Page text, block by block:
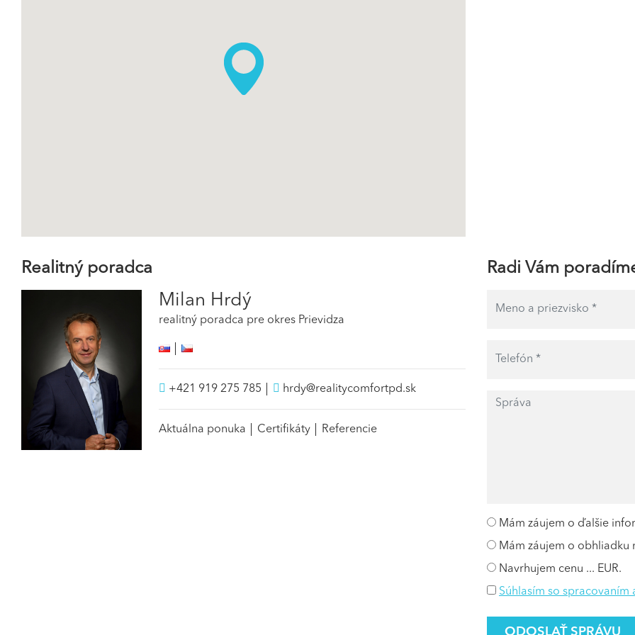
Realitný poradca
Milan Hrdý
realitný poradca pre okres Prievidza
+421 919 275 785 hrdy@realitycomfortpd.sk
Aktuálna ponuka Certifikáty Referencie
Radi Vám
Mám záujem o ďalšie
Mám záujem o obhliadku
Navrhujem cenu ... EUR.
Súhlasím so